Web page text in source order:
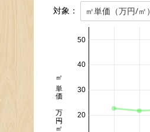
対象： ㎡単価（万円/㎡）
20
30
40
50
㎡単価 万円/㎡